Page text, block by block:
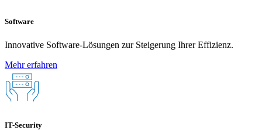
Software
Innovative Software-Lösungen zur Steigerung Ihrer Effizienz.
Mehr erfahren
IT-Security